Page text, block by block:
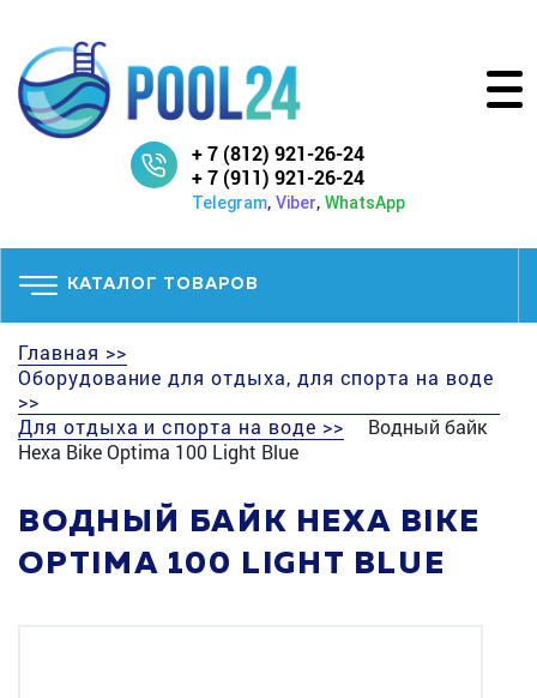
+ 7 (812) 921-26-24
+ 7 (911) 921-26-24
Telegram, Viber, WhatsApp
КАТАЛОГ ТОВАРОВ
Главная >>
Оборудование для отдыха, для спорта на воде
>>
Для отдыха и спорта на воде >>
Водный байк
Hexa Bike Optima 100 Light Blue
ВОДНЫЙ БАЙК HEXA BIKE
OPTIMA 100 LIGHT BLUE